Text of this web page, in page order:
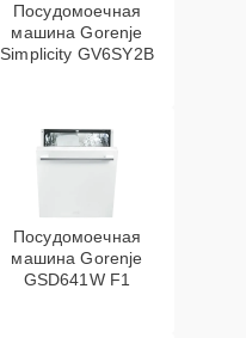
Посудомоечная
машина Gorenje
Simplicity GV6SY2B
Посудомоечная
машина Gorenje
GSD641W F1